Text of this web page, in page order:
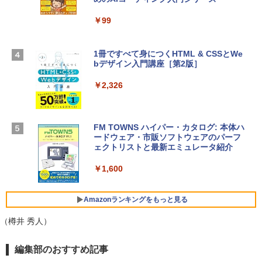
igence、13.6インチLiquid Retinaディ
ラ、Touch ID - ミッドナイト + 3年延長
AppleCare+ for 13インチMacBook Air
(M5)|ダウンロード版
￥347,600
【Amazon.co.jp限定】 HP ノートパソコ
ン 15-fd 15.6インチ 16GBメモリ 512GB
SSD インテル Core 5
￥129,800
FMV ノートパソコン WE1-K3 (MS 365 P
ersonal/Copilotキー搭載/Win 11/15.6型/
￥123,400
￥3,200
Robloxギフトカード - 1000 Robux 【限
定バーチャルアイテムを含む】 【オンラ
ラインコード版
Windows版 | Minecraft (マインクラフ
ト): Java & Bedrock Edition | オンライ
￥99
1冊ですべて身につくHTML & CSSとWe
bデザイン入門講座［第2版］
￥2,326
FM TOWNS ハイパー・カタログ: 本体ハ
ードウェア・市販ソフトウェアのパーフ
ェクトリストと最新エミュレータ紹介
￥1,600
Amazonランキングをもっと見る
Amazon Kindle Paperwhite (16GB) 7イ
（樽井 秀人）
編集部のおすすめ記事